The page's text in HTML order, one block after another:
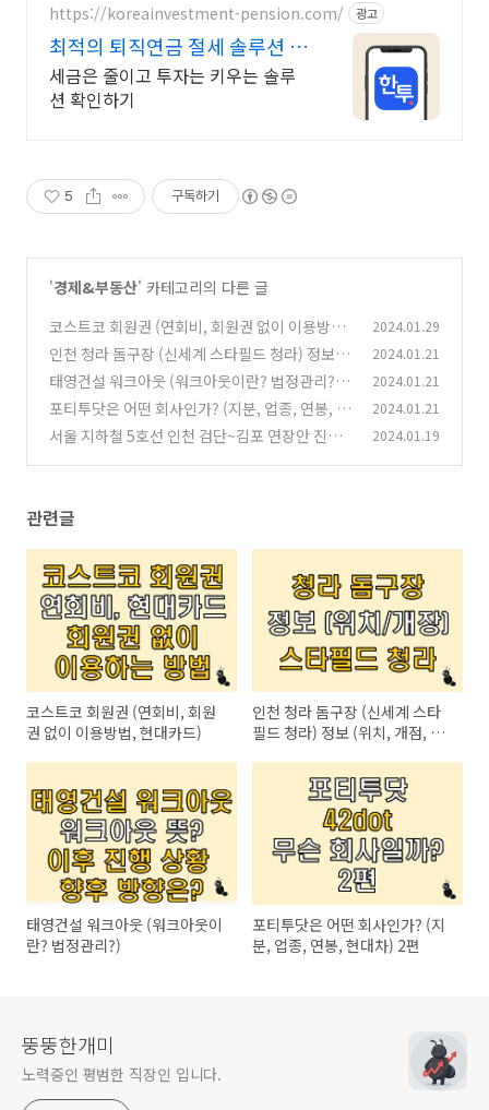
https://koreainvestment-pension.com/ 광고
최적의 퇴직연금 절세 솔루션 쉽
고 빠른 계좌 개설
세금은 줄이고 투자는 키우는 솔루
션 확인하기
5 구독하기
'경제&부동산' 카테고리의 다른 글
코스트코 회원권 (연회비, 회원권 없이 이용방법,
현대카드)
(0)
2024.01.29
인천 청라 돔구장 (신세계 스타필드 청라) 정보
(위치, 개점, 오픈)
(0)
2024.01.21
태영건설 워크아웃 (워크아웃이란? 법정관리?)
(0)
2024.01.21
포티투닷은 어떤 회사인가? (지분, 업종, 연봉, 현
대차) 2편
(0)
2024.01.21
서울 지하철 5호선 인천 검단~김포 연장안 진행
2024.01.19
관련글
코스트코 회원권 (연회비, 회원
권 없이 이용방법, 현대카드)
인천 청라 돔구장 (신세계 스타
필드 청라) 정보 (위치, 개점, 오
태영건설 워크아웃 (워크아웃이
란? 법정관리?)
포티투닷은 어떤 회사인가? (지
분, 업종, 연봉, 현대차) 2편
뚱뚱한개미
노력중인 평범한 직장인 입니다.